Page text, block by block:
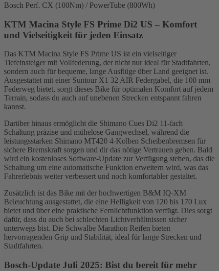
Bosch Perf. CX (100Nm) / PowerTube (800Wh)
KTM Macina Style FS Prime Di2 US – Komfort
und Vielseitigkeit für jeden Einsatz
Das KTM Macina Style FS Prime US ist ein vielseitiger
Tiefeinsteiger mit Vollfederung, der nicht nur ideal für Stadtfahrten,
sondern auch für bequeme, lange Ausflüge über Land geeignet ist.
Ausgestattet mit einer Suntour X1 32 AIR Federgabel, die 100 mm
Federweg bietet, sorgt dieses Bike für optimalen Komfort auf jedem
Terrain, sodass du auch auf unebenen Strecken entspannt fahren
kannst.
Darüber hinaus ermöglicht die Shimano Cues Di2 11-fach
Schaltung präzise und mühelose Gangwechsel, während die
leistungsstarken Shimano MT420 4-Kolben Scheibenbremsen für
sichere Bremskraft sorgen und dir das nötige Vertrauen geben. Bald
wird ein kostenloses Software-Update zur Verfügung stehen, das die
Schaltung um eine automatische Funktion erweitern wird, was das
Fahrerlebnis weiter verbessert und noch komfortabler gestaltet.
Zusätzlich ist das Bike mit der hochwertigen B&M IQ-XM
Beleuchtung ausgestattet, die eine Helligkeit von 120 bis 170 Lux
bietet und über eine praktische Fernlichtfunktion verfügt. Dies sorgt
dafür, dass du auch bei schlechten Lichtverhältnissen sicher
unterwegs bist. Die Schwalbe Marathon Reifen bieten
hervorragenden Grip und Stabilität, ideal für lange Strecken und
Stadtfahrten.
Bosch-Update Juli 2025: Bist du bereit für mehr